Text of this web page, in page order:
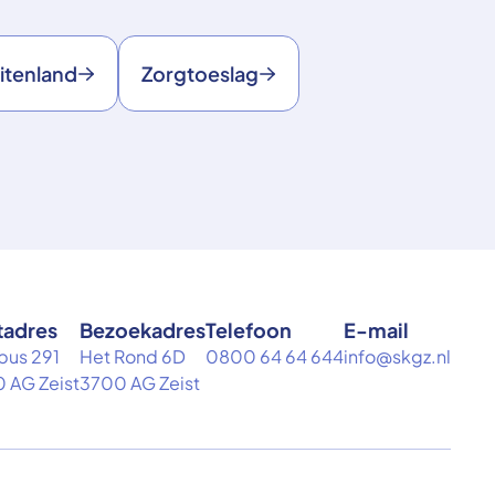
Zorgtoeslag
291
AG Zeist
Bezoekadres
Het Rond 6D
3700 AG Zeist
Telefoon
0800 64 64 644
E-mail
info@skgz.nl